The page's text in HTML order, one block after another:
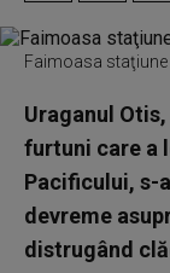
Faimoasa
Uraganul
furtuni care a
Pacificului, s-
devreme
distrugând